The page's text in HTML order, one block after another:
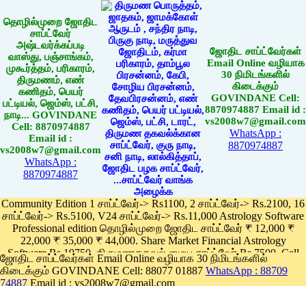
தொழில்முறை ஜோதிட
சாப்ட்வேர்
அஷ்டவர்க்கப்படி
வாஸ்து, பஞ்சாங்கம்,
முகூர்த்தம், பரிகாரம்,
திருமணம், எண்
கணிதம், பெயர்
பட்டியல், ஜெம்ஸ், பட்சி,
நாடி... GOVINDANE
Cell: 8870974887
Email id :
vs2008w7@gmail.com
WhatsApp :
8870974887
ஜோதிட சாப்ட்வேர்கள்
Email Online வழியாக
30 நிமிடங்களில்
கிடைக்கும்
GOVINDANE Cell:
8870974887 Email id :
vs2008w7@gmail.com
WhatsApp :
8870974887
Community Edition 1 சாப்ட்வேர்-> Rs1100, 2 சாப்ட்வேர்-> Rs.2100, 16
சாப்ட்வேர்-> Rs.5100, V24 சாப்ட்வேர்-> Rs.11,000 Astrology Software
Professional edition தொழில்முறை ஜோதிட சாப்ட்வேர் ₹ 12,000 ₹
22,000 ₹ 35,000 ₹ 44,000. Share Market Financial Astrology
Software Rs.19750, திருமணதகவல் மைய சாப்ட்வேர் Rs.7500, Cell
Phone App Rs. 1100
Pay online
ஜோதிட சாப்ட்வேர்கள் Email Online வழியாக 30 நிமிடங்களில்
கிடைக்கும் GOVINDANE Cell: 88077 01887 WhatsApp : 88709
74887 Email id : vs2008w7@gmail.com